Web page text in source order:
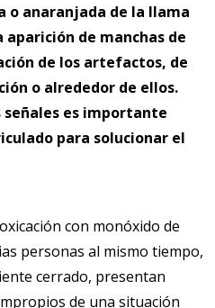
o anaranjada de la llama
de manchas de
de los artefactos, de
o alrededor de ellos.
es importante
para solucionar el
con monóxido de
personas al mismo tiempo,
cerrado, presentan
de una situación